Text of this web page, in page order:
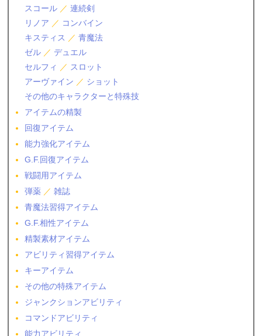
スコール ／連続剣
リノア ／ コンバイン
キスティス ／青魔法
ゼル ／デュエル
セルフィ
／ スロット
アーヴァイン ／ ショット
その他のキャラクターと特殊技
アイテムの精製
回復アイテム
能力強化アイテム
G.F.回復アイテム
戦闘用アイテム
弾薬 ／雑誌
青魔法習得アイテム
G.F.相性アイテム
精製素材アイテム
アビリティ習得アイテム
キーアイテム
その他の特殊アイテム
ジャンクションアビリティ
コマンドアビリティ
能力アビリティ